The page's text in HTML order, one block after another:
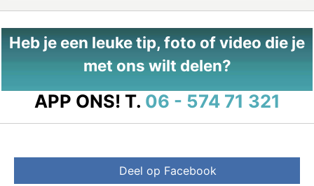
Heb je een leuke tip, foto of video die je
met ons wilt delen?
APP ONS! T. 06 - 574 71 321
Deel op Facebook